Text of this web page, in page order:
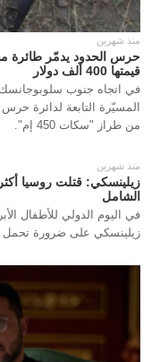
منذ شهرين
حرس الحدود يدمّر طائرة
قيمتها 400 ألف دولار
في اتجاه جنوب
المسيّرة التابعة لدائرة
من طراز "سكات 450 إم".
منذ شهرين
الشامل
في اليوم الدولي للأطفال
زيلينسكي على ضرورة تحمل